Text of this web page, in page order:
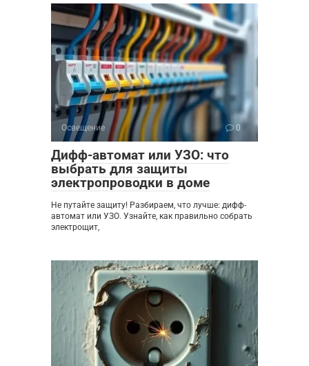
Освещение 0
Дифф-автомат или УЗО: что
выбрать для защиты
электропроводки в доме
Не путайте защиту! Разбираем, что лучше: дифф-
автомат или УЗО. Узнайте, как правильно собрать
электрощит,